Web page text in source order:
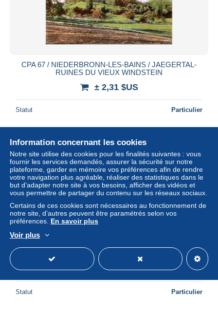
CPA 67 / NIEDERBRONN-LES-BAINS / JAEGERTAL-
RUINES DU VIEUX WINDSTEIN
± 2,31 $US
Statut Particulier
Nouveau
CPA Gruss aus Niederbronn - multi vues - Lithographie -
1898 (04)
± 6,94 $US
Statut Particulier
Information concernant les cookies
Notre site utilise des cookies pour les finalités suivantes : vous
fournir les services demandés, assurer la sécurité sur notre
plateforme, garder en mémoire vos préférences afin de rendre
votre navigation plus agréable, réaliser des statistiques dans le
but d’adapter notre site à vos besoins, afficher des vidéos et
vous permettre de partager du contenu sur les réseaux sociaux.
Certains de ces cookies sont nécessaires au fonctionnement de
notre site, d’autres peuvent être paramétrés selon vos
préférences. En savoir plus
Voir plus